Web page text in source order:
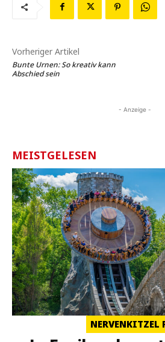
Vorheriger Artikel
Bunte Urnen: So kreativ kann
Abschied sein
- Anzeige -
MEISTGELESEN
NERVENKITZEL